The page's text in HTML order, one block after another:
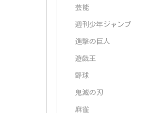
芸能
週刊少年ジャンプ
進撃の巨人
遊戯王
野球
鬼滅の刃
麻雀